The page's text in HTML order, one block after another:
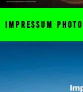
impressum